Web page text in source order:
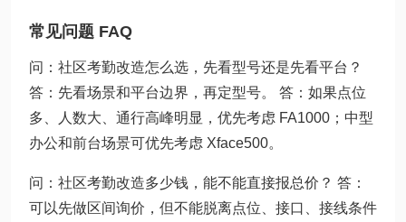
常见问题 FAQ
问：社区考勤改造怎么选，先看型号还是先看平台？
答：先看场景和平台边界，再定型号。 答：如果点位
多、人数大、通行高峰明显，优先考虑 FA1000；中型
办公和前台场景可优先考虑 Xface500。
问：社区考勤改造多少钱，能不能直接报总价？ 答：
可以先做区间询价，但不能脱离点位、接口、接线条件